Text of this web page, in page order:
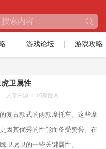
游戏论坛 游戏攻略
卫属性
文章来源 ： 66新服网
复古款式的两款摩托车。这些摩
因其优秀的性能而备受赞誉。在
卫虎卫的一些关键属性。